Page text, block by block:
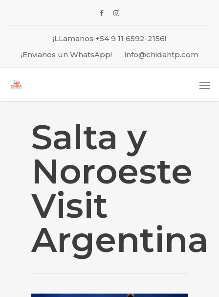
¡LLamanos +54 9 11 6592-2156!
¡Envianos un WhatsApp!
info@chidahtp.com
Salta y
Noroeste
Visit
Argentina